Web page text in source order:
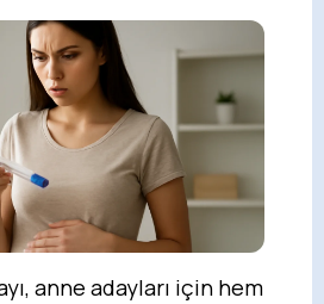
anne adayları için hem